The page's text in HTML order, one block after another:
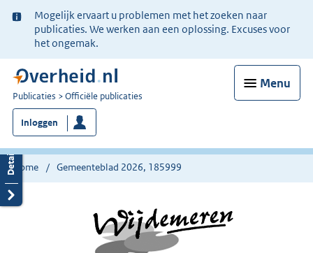
Ter
informatie:
Mogelijk ervaart u problemen met het zoeken naar
publicaties. We werken aan een oplossing. Excuses voor
het ongemak.
Menu
U
bent
nu
hier:
Publicaties Officiële publicaties
Inloggen
Home Gemeenteblad 2026, 185999